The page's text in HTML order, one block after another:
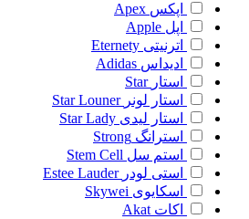
اپکس Apex
اپل Apple
اترنیتی Eternety
ادیداس Adidas
استار Star
استار لونر Star Louner
استار لیدی Star Lady
استرانگ Strong
استم سل Stem Cell
استی لودر Estee Lauder
اسکایوی Skywei
اکات Akat